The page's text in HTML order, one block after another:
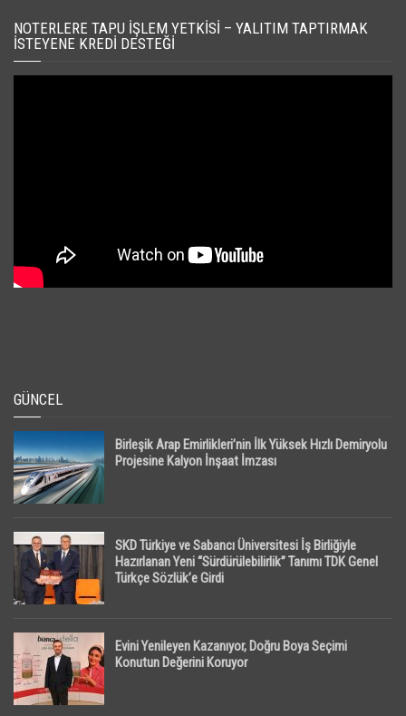
NOTERLERE TAPU İŞLEM YETKISI – YALITIM TAPTIRMAK
İSTEYENE KREDI DESTEĞI
GÜNCEL
Birleşik Arap Emirlikleri’nin İlk Yüksek Hızlı Demiryolu
Projesine Kalyon İnşaat İmzası
SKD Türkiye ve Sabancı Üniversitesi İş Birliğiyle
Hazırlanan Yeni “Sürdürülebilirlik” Tanımı TDK Genel
Türkçe Sözlük’e Girdi
Evini Yenileyen Kazanıyor, Doğru Boya Seçimi
Konutun Değerini Koruyor